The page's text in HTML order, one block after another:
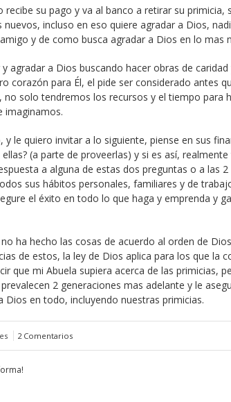
recibe su pago y va al banco a retirar su primicia,
nuevos, incluso en eso quiere agradar a Dios,
y de como busca agradar a Dios en lo mas
agradar a Dios buscando hacer obras de
corazón para Él, el pide ser considerado antes
no solo tendremos los recursos y el tiempo para
imaginamos.
y le quiero invitar a lo siguiente, piense en sus
(a parte de proveerlas) y si es así,
a alguna de estas dos preguntas o a las
sus hábitos personales, familiares y de
el éxito en todo lo que haga y emprenda y
ha hecho las cosas de acuerdo al orden de
de estos, la ley de Dios aplica para los que la
que mi Abuela supiera acerca de las primicias,
2 generaciones mas adelante y le
Dios en todo, incluyendo nuestras primicias.
2 Comentarios